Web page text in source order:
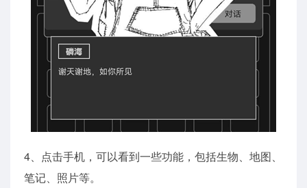
4、点击手机，可以看到一些功能，包括生物、地图、
笔记、照片等。